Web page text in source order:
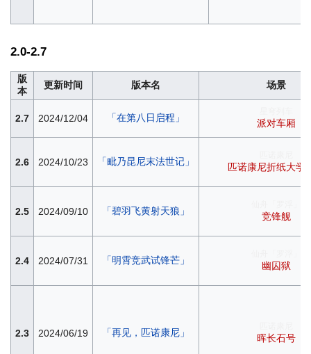
2.0-2.7
版
本
更新时间 版本名 场景
2.7 2024/12/04 「在第八日启程」 派对车厢
2.6 2024/10/23 「毗乃昆尼末法世记」 匹诺康尼折纸大学
2.5 2024/09/10 「碧羽飞黄射天狼」 竞锋舰
2.4 2024/07/31 「明霄竞武试锋芒」 幽囚狱
2.3 2024/06/19 「再见，匹诺康尼」 晖长石号